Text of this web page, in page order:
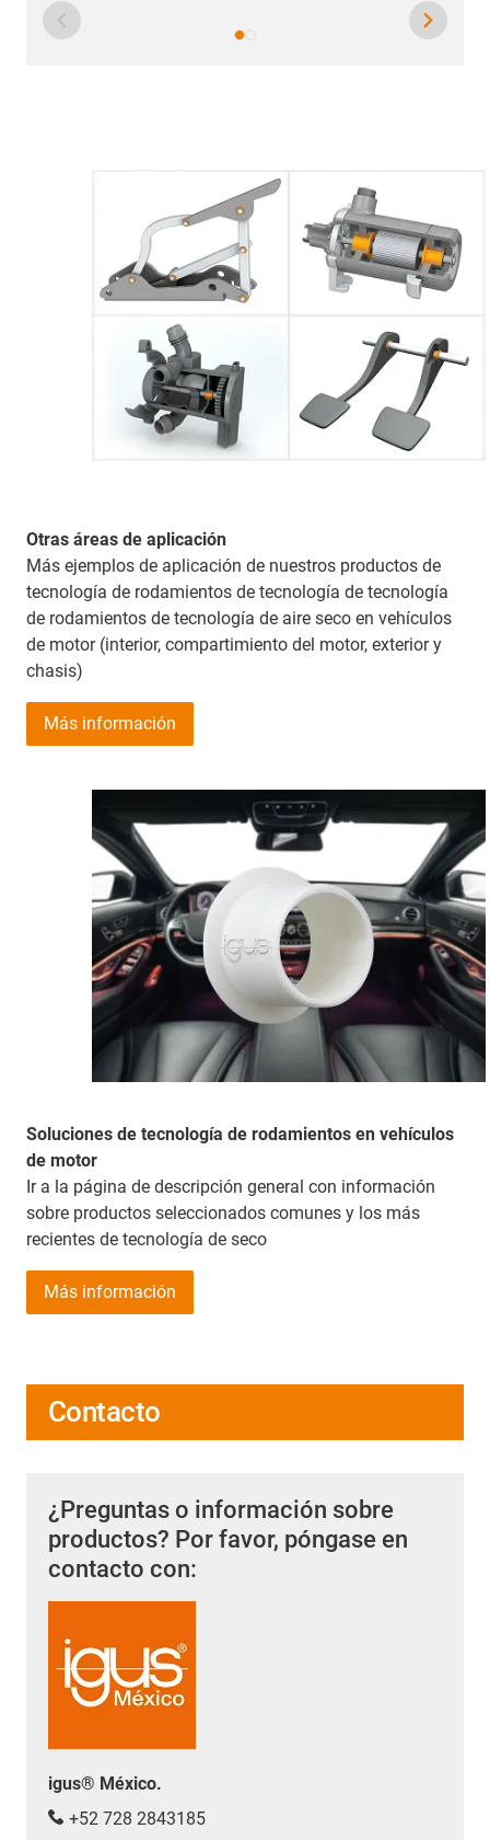
Otras áreas de aplicación
Más ejemplos de aplicación de nuestros productos de
tecnología de rodamientos de tecnología de tecnología
de rodamientos de tecnología de aire seco en vehículos
de motor (interior, compartimiento del motor, exterior y
chasis)
Más información
Soluciones de tecnología de rodamientos en vehículos
de motor
Ir a la página de descripción general con información
sobre productos seleccionados comunes y los más
recientes de tecnología de seco
Más información
Contacto
¿Preguntas o información sobre
productos? Por favor, póngase en
contacto con:
igus® México.
+52 728 2843185